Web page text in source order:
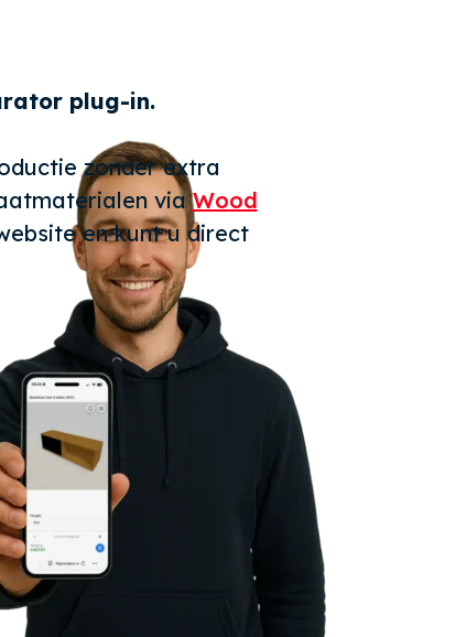
plug-in.
zonder extra
viaWood
en kunt u direct